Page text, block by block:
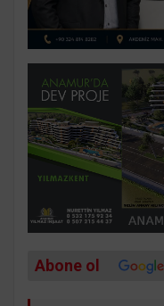
Abone ol